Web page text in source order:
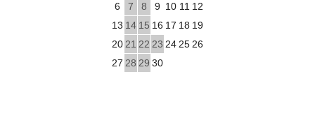
6
7 8 9 10 11 12
13 14 15 16 17 18 19
20 21 22 23 24 25 26
27 28 29 30